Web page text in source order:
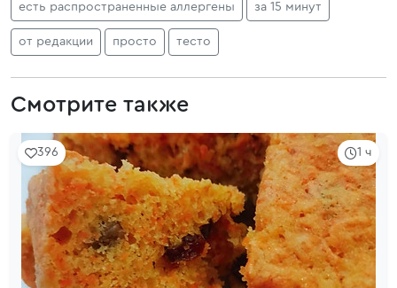
есть распространенные аллергены за 15 минут
от редакции просто тесто
Смотрите также
1 ч
396